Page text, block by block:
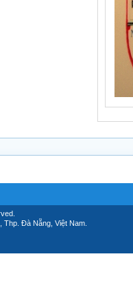
Thp. Đà Nẵng, Việt Nam.